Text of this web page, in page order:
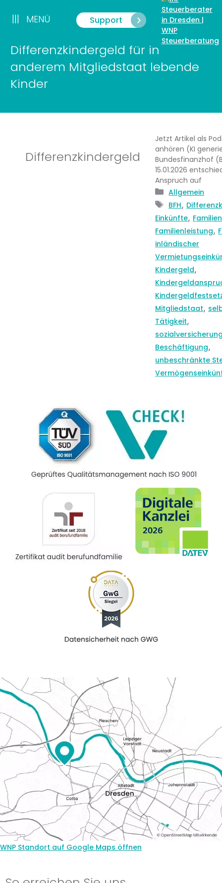
Inhalt
springen
Support
||| MENÜ
Differenzkindergeld für in
anderem Mitgliedstaat lebende
Kinder
Differenzkindergeld
Jetzt Artikel als
anhören (KI
Bundesfinanzhof
15.01.2026
Anspruch auf
Kategorien
Allgemein
Schlagwörter
BFH,
Einkünfte,
Familienleistung,
inländischer
Kindergeld,
Mitgliedstaat,
Tätigkeit,
Beschäftigung,
unbeschränkte
WNP Standort auf Google Maps öffnen